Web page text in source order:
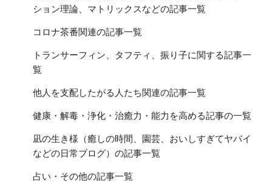
ション理論、マトリックスなどの記事一覧
コロナ茶番関連の記事一覧
トランサーフィン、タフティ、振り子に関する記事一
覧
他人を支配したがる人たち関連の記事一覧
健康・解毒・浄化・治癒力・能力を高める記事の一覧
凪の生き様（癒しの時間、園芸、おいしすぎてヤバイ
などの日常ブログ）の記事一覧
占い・その他の記事一覧